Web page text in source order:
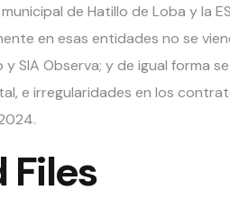
de Hatillo de Loba y la
en esas entidades no se
SIA Observa; y de igual forma
e irregularidades en los